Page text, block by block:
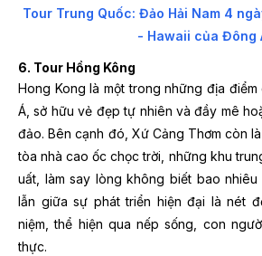
Tour Trung Quốc: Đảo Hải Nam 4
- Hawaii của Đông
6. Tour Hồng Kông
Hong Kong là một trong những địa
Á, sở hữu vẻ đẹp tự nhiên và đầy mê
đảo. Bên cạnh đó, Xứ Cảng Thơm còn
tòa nhà cao ốc chọc trời, những khu
uất, làm say lòng không biết bao nhiêu
lẫn giữa sự phát triển hiện đại là nét
niệm, thể hiện qua nếp sống, con
thực.